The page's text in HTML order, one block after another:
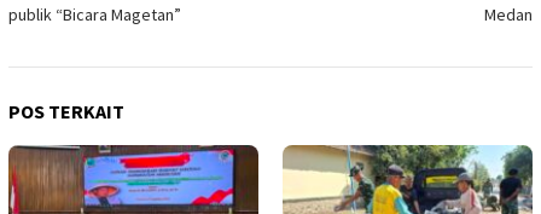
publik “Bicara Magetan” Medan
POS TERKAIT